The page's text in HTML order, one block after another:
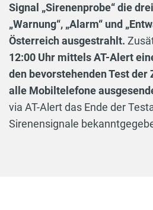
Signal „Sirenenprobe“ die
„Warnung“, „Alarm“ und
Österreich ausgestrahlt.
12:00 Uhr mittels AT-Alert
den bevorstehenden Test
alle Mobiltelefone
via AT-Alert das Ende der
Sirenensignale